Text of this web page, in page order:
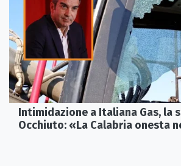
Intimidazione a Italiana Gas, la
Occhiuto: «La Calabria onesta